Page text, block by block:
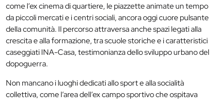
come l’ex cinema di quartiere, le piazzette animate un tempo
da piccoli mercati e i centri sociali, ancora oggi cuore pulsante
della comunità. Il percorso attraversa anche spazi legati alla
crescita e alla formazione, tra scuole storiche e i caratteristici
caseggiati INA-Casa, testimonianza dello sviluppo urbano del
dopoguerra.
Non mancano i luoghi dedicati allo sport e alla socialità
collettiva, come l’area dell’ex campo sportivo che ospitava